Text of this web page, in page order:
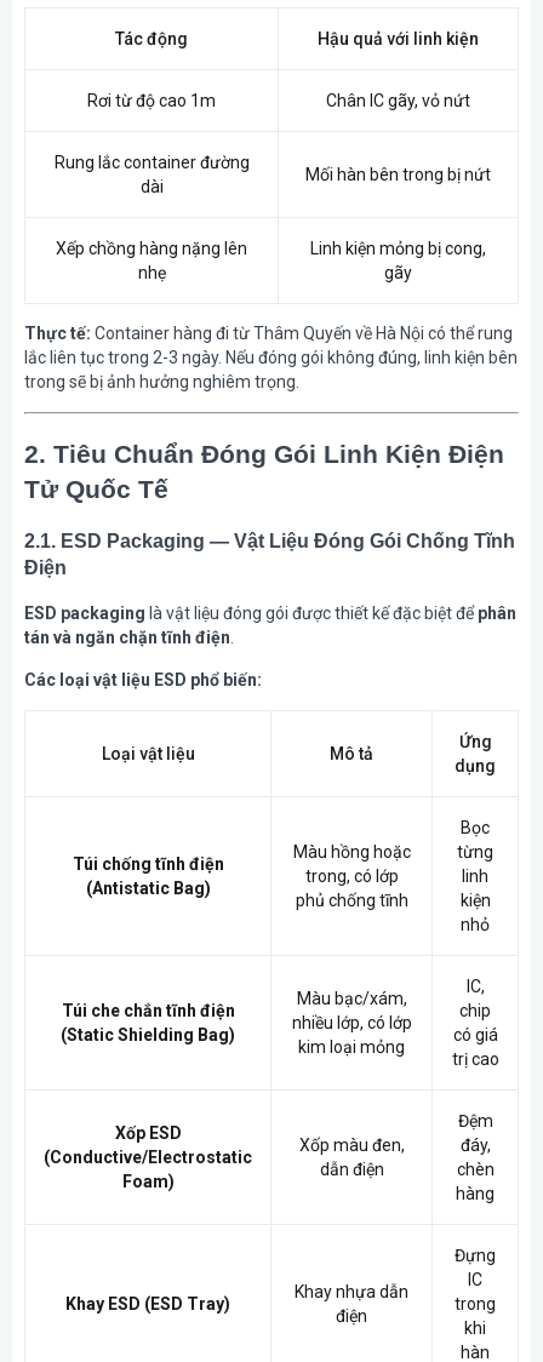
Tác động Hậu quả với linh kiện
Rơi từ độ cao 1m Chân IC gãy, vỏ nứt
Rung lắc container đường
dài
Mối hàn bên trong bị nứt
Xếp chồng hàng nặng lên
nhẹ
Linh kiện mỏng bị cong,
gãy
Thực tế: Container hàng đi từ Thâm Quyến về Hà Nội có thể rung
lắc liên tục trong 2-3 ngày. Nếu đóng gói không đúng, linh kiện bên
trong sẽ bị ảnh hưởng nghiêm trọng.
2. Tiêu Chuẩn Đóng Gói Linh Kiện Điện
Tử Quốc Tế
2.1. ESD Packaging — Vật Liệu Đóng Gói Chống Tĩnh
Điện
ESD packaging là vật liệu đóng gói được thiết kế đặc biệt đểphân
tán và ngăn chặn tĩnh điện
Các loại vật liệu ESD phổ biến:
Loại vật liệu Mô tả
Ứng
dụng
Túi chống tĩnh điện
(Antistatic Bag)
Màu hồng hoặc
trong, có lớp
phủ chống tĩnh
Bọc
từng
linh
kiện
nhỏ
Túi che chắn tĩnh điện
(Static Shielding Bag)
Màu bạc/xám,
nhiều lớp, có lớp
kim loại mỏng
IC,
chip
có giá
trị cao
Xốp ESD
(Conductive/Electrostatic
Foam)
Xốp màu đen,
dẫn điện
Đệm
đáy,
chèn
hàng
Khay ESD (ESD Tray)
Khay nhựa dẫn
điện
Đựng
IC
trong
khi
hàn